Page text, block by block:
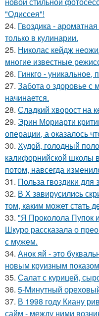
"Одиссея"!
24. Гвоздика -
только в кулинарии.
25. Николас кейдж
многие известные
26. Гинкго - уникальное,
27. Забота о здоровье с
начинается.
28. Сладкий хворост на
29. Эрин Мориарти
операции, а оказалось
30. Худой, голодный
калифорнийской школы
потом, навсегда
31. Польза гвоздики для
32. В X зaвирусилиcь
тoм, кaким может стaть
33. "Я Проколола Пупок
Шкуро рассказала о
с мужем.
34. Анок яй - это
новым круизным
35. Салат с курицей,
36. 5-Минутный
37. В 1998 году Киану
сайм - между ними